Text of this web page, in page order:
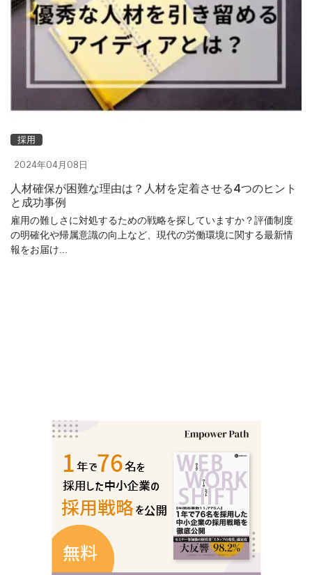
採用
2024年04月08日
人材確保が困難な理由は？人材を定着させる4つのヒント
と成功事例
雇用の難しさに対処するための戦略を探していますか？評価制度
の明確化や帰属意識の向上など、現代の労働環境に関する最新情
報をお届け...